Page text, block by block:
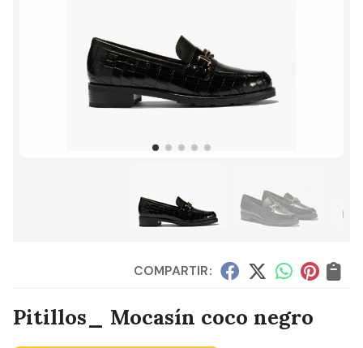
COMPARTIR:
Pitillos_ Mocasín coco negro